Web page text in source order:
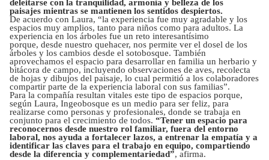
deleitarse con la tranquilidad, armonía y belleza de los
paisajes mientras se mantienen los sentidos despiertos.
De acuerdo con Laura, “la experiencia fue muy agradable y los
espacios muy amplios, tanto para niños como para adultos. La
experiencia en los árboles fue un reto interesantísimo
porque, desde nuestro quehacer, nos permite ver el dosel de los
árboles y los cambios desde el sotobosque. También
aprovechamos el espacio para desarrollar en familia un herbario y
bitácora de campo, incluyendo observaciones de aves, recolecta
de hojas y dibujos del paisaje, lo cual permitió a los colaboradores
compartir parte de la experiencia laboral con sus familias”.
Para la compañía resultan vitales este tipo de espacios porque,
según Laura, Ingeobosque es un medio para ser feliz, para
realizarse como personas y profesionales, donde se trabaja en
conjunto para el crecimiento de todos. “Tener un espacio para
reconocernos desde nuestro rol familiar, fuera del entorno
laboral, nos ayuda a fortalecer lazos, a entrenar la empatía y a
identificar las claves para el trabajo en equipo, compartiendo
desde la diferencia y complementariedad”, afirma.